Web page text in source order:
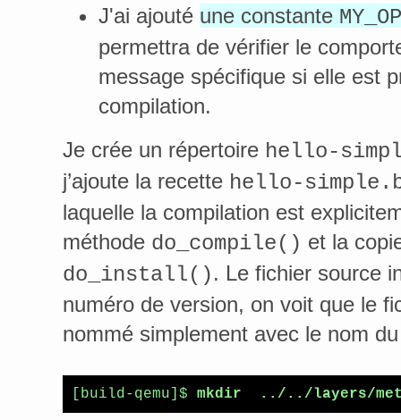
J'ai ajouté une constante
permettra de vérifier le
message spécifique si elle est
compilation.
Je crée un répertoire hello-
j’ajoute la recette hello-
laquelle la compilation est
méthode do_compile() et la
do_install(). Le fichier source
numéro de version, on voit que le
nommé simplement avec le nom
[build-qemu]$ mkdir  ../../layers/